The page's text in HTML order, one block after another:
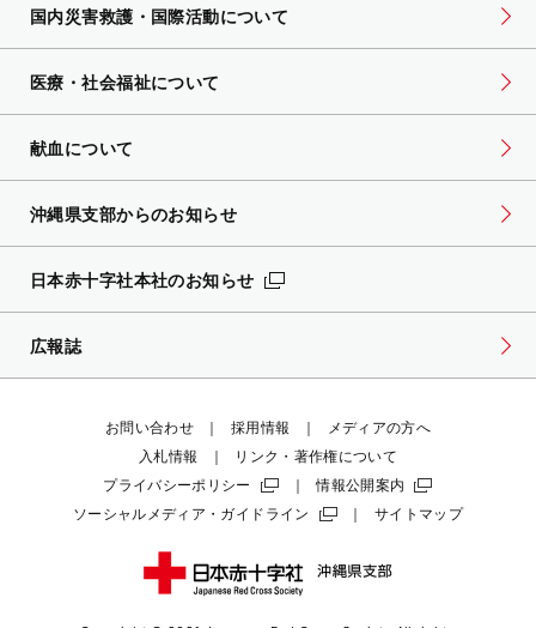
国内災害救護・国際活動について
医療・社会福祉について
献血について
沖縄県支部からのお知らせ
日本赤十字社本社のお知らせ
広報誌
お問い合わせ 採用情報
メディアの方へ
入札情報
リンク・著作権について
プライバシーポリシー
情報公開案内
ソーシャルメディア・ガイドライン
サイトマップ